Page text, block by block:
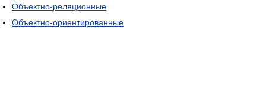
Объектно-реляционные
Объектно-ориентированные